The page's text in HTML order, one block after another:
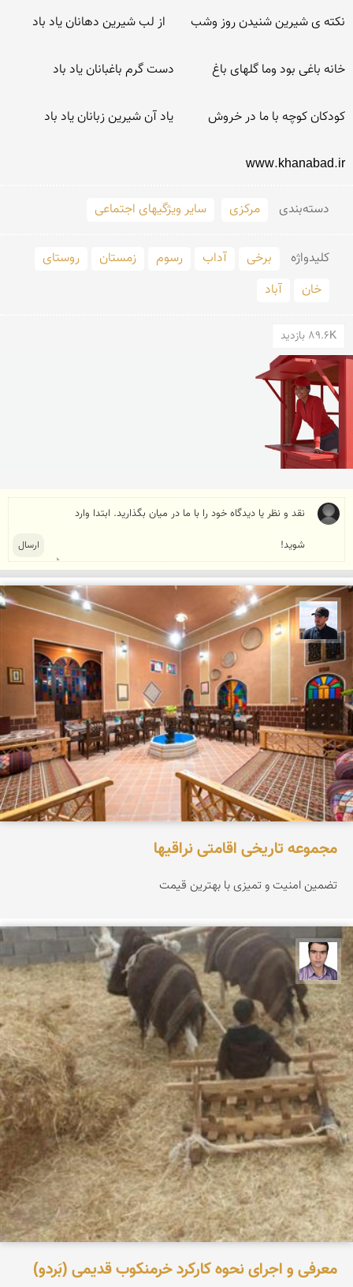
www.khanabad.ir
دسته‌بندی مرکزی سایر ویژگیهای اجتماعی
کلید‌واژه برخی آداب رسوم زمستان
روستای
خان
آباد
89.6K بازدید
محمد جواد مرادی نراقی
مجموعه تاریخی اقامتی نراقیها
تضمین امنیت و تمیزی با بهترین قیمت
حسن صفری
معرفی و اجرای نحوه کارکرد خرمنکوب قدیمی (بَردو)